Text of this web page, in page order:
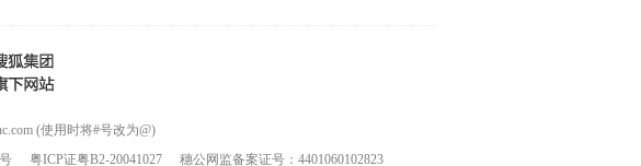
(使用时将#号改为@)
粤ICP证粤B2-20041027 穗公网监备案证号：4401060102823